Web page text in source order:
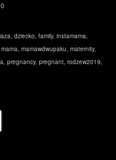
0
, dziecko, family, instamama,
mama, mamawdwupaku, maternity,
, pregnancy, pregnant, rodzew2019,